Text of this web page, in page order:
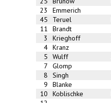
23
Emmerich
45
Teruel
11
Brandt
3
Krieghoff
4 Kranz
5
Wulff
7
Glomp
8
Singh
9
Blanke
10
Koblischke